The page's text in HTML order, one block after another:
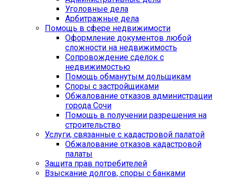
Уголовные дела
Арбитражные дела
Помощь в сфере недвижимости
Оформление документов любой
сложности на недвижимость
Сопровождение сделок с
недвижимостью
Помощь обманутым дольщикам
Споры с застройщиками
Обжалование отказов администрации
города Сочи
Помощь в получении разрешения на
строительство
Услуги, связанные с кадастровой палатой
Обжалование отказов кадастровой
палаты
Защита прав потребителей
Взыскание долгов, споры с банками